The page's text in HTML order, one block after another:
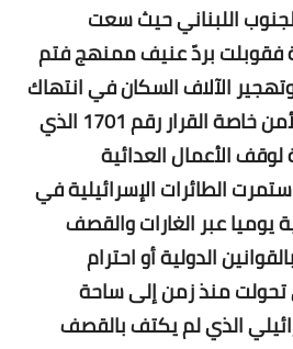
اللبناني حيث سعت
فقوبلت بردّ عنيف ممنهج فتم
الآلاف السكان في انتهاك
صارخ لقرارات مجلس الأمن خاصة القرار رقم 1701 الذي
الأعمال العدائية
الطائرات الإسرائيلية في
يوميا عبر الغارات والقصف
الدولية أو احترام
تحولت منذ زمن إلى ساحة
الذي لم يكتف بالقصف